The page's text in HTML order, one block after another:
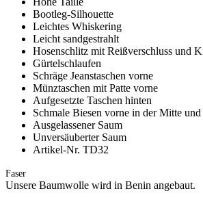
Bootleg-Silhouette
Leichtes Whiskering
Leicht sandgestrahlt
Hosenschlitz mit Reißverschluss und
Gürtelschlaufen
Schräge Jeanstaschen vorne
Münztaschen mit Patte vorne
Aufgesetzte Taschen hinten
Schmale Biesen vorne in der Mitte
Ausgelassener Saum
Unversäuberter Saum
Artikel-Nr. TD32
Faser
Unsere Baumwolle wird in Benin angebaut.